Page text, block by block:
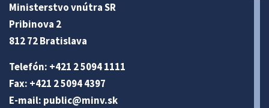
Ministerstvo vnútra SR
Pribinova 2
812 72 Bratislava
Telefón: +421 2 5094 1111
Fax: +421 2 5094 4397
E-mail: public@minv.sk